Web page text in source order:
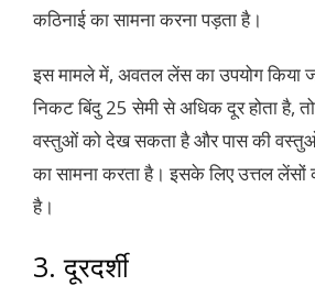
कठिनाई का सामना करना पड़ता है।
इस मामले में, अवतल लेंस का उपयोग किया
निकट बिंदु 25 सेमी से अधिक दूर होता है,
वस्तुओं को देख सकता है और पास की
का सामना करता है। इसके लिए उत्तल लेंसों
है।
3. दूरदर्शी